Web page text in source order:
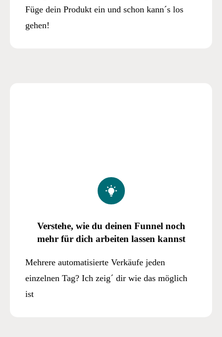
Füge dein Produkt ein und schon kann´s los
gehen!
Verstehe, wie du deinen Funnel noch
mehr für dich arbeiten lassen kannst
Mehrere automatisierte Verkäufe jeden
einzelnen Tag? Ich zeig´ dir wie das möglich
ist